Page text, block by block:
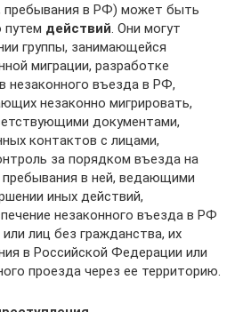
пребывания в РФ) может быть
путем действий . Они могут
группы, занимающейся
миграции, разработке
незаконного въезда в РФ,
незаконно мигрировать,
документами,
контактов с лицами,
за порядком въезда на
в ней, ведающими
иных действий,
незаконного въезда в РФ
лиц без гражданства, их
в Российской Федерации или
проезда через ее территорию.